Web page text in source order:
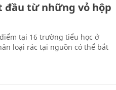
đầu từ những vỏ hộp
tại 16 trường tiểu học ở
loại rác tại nguồn có thể bắt